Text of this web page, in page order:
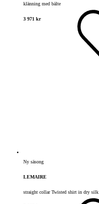
klänning med bälte
3 971 kr
Ny säsong
LEMAIRE
straight collar Twisted shirt in dry silk